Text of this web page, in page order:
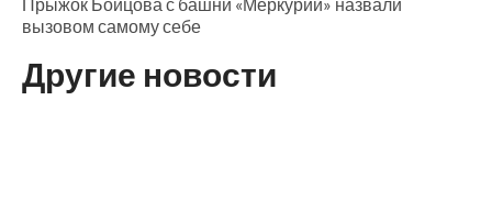
вызовом самому себе
Другие новости